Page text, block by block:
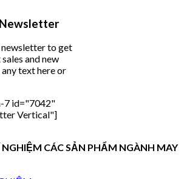
to get
and new
text here or
7 id="7042"
Vertical"]
CÁC SẢN PHẨM NGÀNH MAY